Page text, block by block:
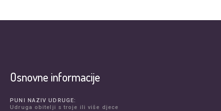
Osnovne informacije
PUNI NAZIV UDRUGE:
Udruga obitelji s troje ili više djece